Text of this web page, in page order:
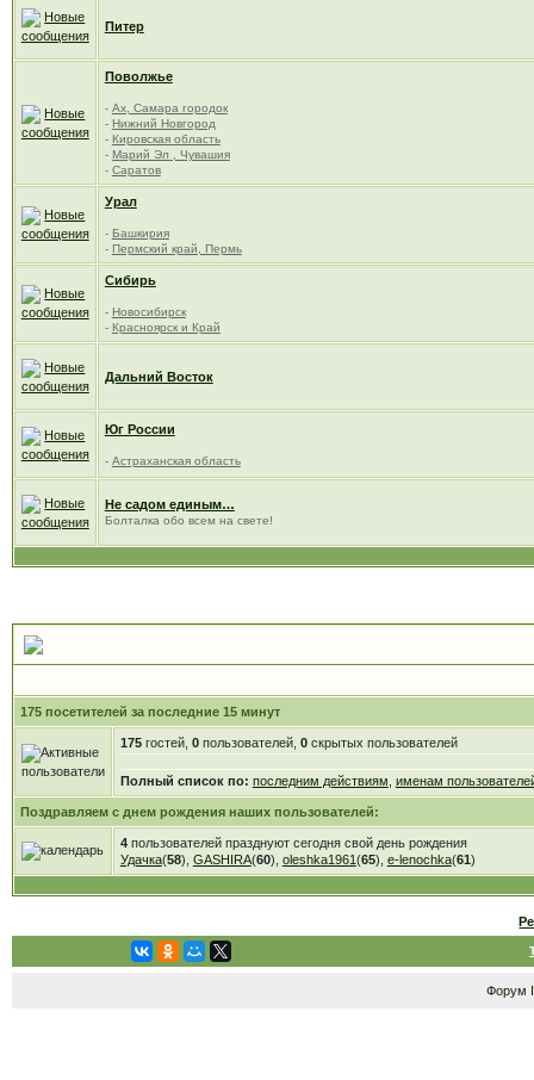
Питер
Поволжье
- Ах, Самара городок
- Нижний Новгород
- Кировская область
- Марий Эл , Чувашия
- Саратов
Урал
- Башкирия
- Пермский край, Пермь
Сибирь
- Новосибирск
- Красноярск и Край
Дальний Восток
Юг России
- Астраханская область
Не садом единым…
Болталка обо всем на свете!
175 посетителей за последние 15 минут
175гостей, 0пользователей, 0скрытых пользователей
Полный список по: последним действиям именам
Поздравляем с днем рождения наших пользователей:
4пользователей празднуют сегодня свой день рождения
Удачка(58), GASHIRA(60), oleshka1961(65), e-lenochka(61)
Форум